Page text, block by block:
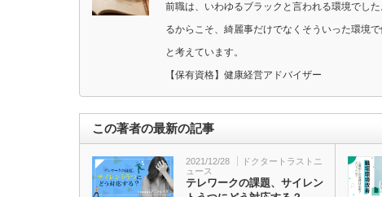
前職は、いわゆるブラックと言われる環境でし
るからこそ、綺麗事だけでなくそういった環境
と考えています。
【保有資格】健康経営アドバイザー
この著者の最新の記事
2021/12/28
ドクタートラストニ
ュース
テレワークの課題、サイレン